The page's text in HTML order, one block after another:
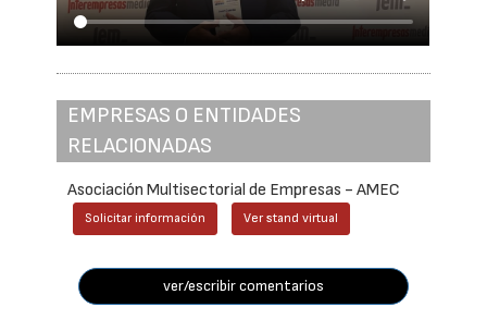
EMPRESAS O ENTIDADES
RELACIONADAS
Asociación Multisectorial de Empresas - AMEC
Solicitar información Ver stand virtual
ver/escribir comentarios